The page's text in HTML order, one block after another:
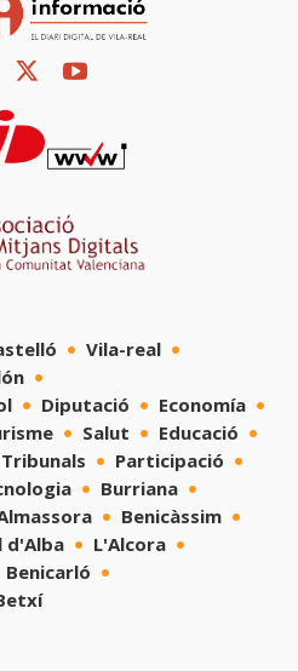
Vila-real
Diputació
Economía
Salut
Educació
Participació
Burriana
Benicàssim
d'Alba
L'Alcora
Benicarló